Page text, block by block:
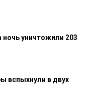
ночь уничтожили 203
вспыхнули в двух